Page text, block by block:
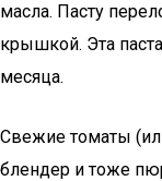
масла. Пасту
крышкой. Эта
месяца.
Свежие томаты
блендер и тоже